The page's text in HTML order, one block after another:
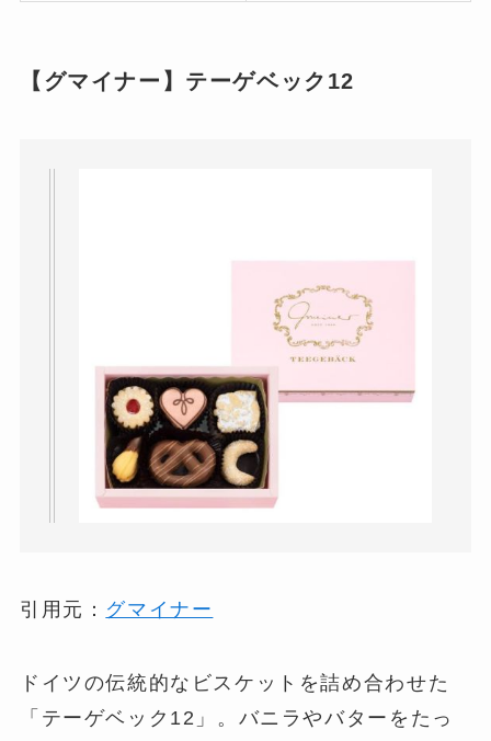
【グマイナー】テーゲベック12
引用元： グマイナー
ドイツの伝統的なビスケットを詰め合わせた
「テーゲベック12」。バニラやバターをたっ